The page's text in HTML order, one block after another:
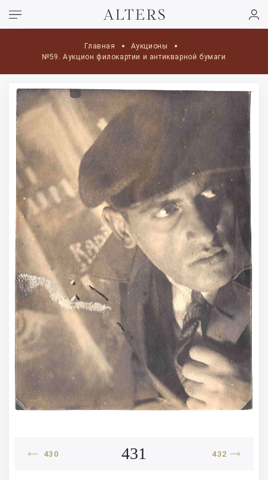
Главная
Аукционы
№59. Аукцион филокартии и антикварной бумаги
430 431 432